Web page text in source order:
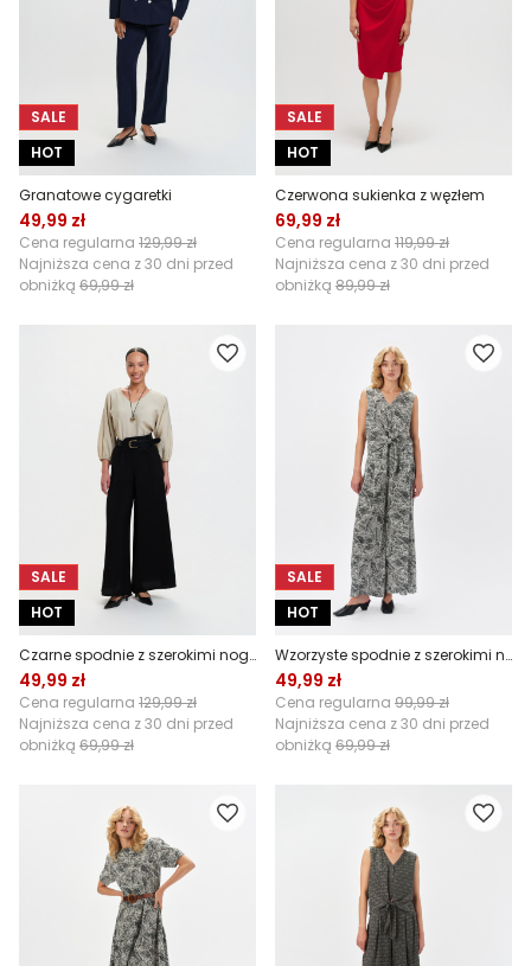
SALE
HOT
Granatowe cygaretki
49,99 zł
Cena regularna 129,99 zł
Najniższa cena z 30 dni przed
obniżką 69,99 zł
SALE
HOT
Czerwona sukienka z węzłem
69,99 zł
Cena regularna 119,99 zł
Najniższa cena z 30 dni przed
obniżką 89,99 zł
SALE
HOT
Czarne spodnie z szerokimi nogawkami
49,99 zł
Cena regularna 129,99 zł
Najniższa cena z 30 dni przed
obniżką 69,99 zł
SALE
HOT
Wzorzyste spodnie z szerokimi nogawkami
49,99 zł
Cena regularna 99,99 zł
Najniższa cena z 30 dni przed
obniżką 69,99 zł